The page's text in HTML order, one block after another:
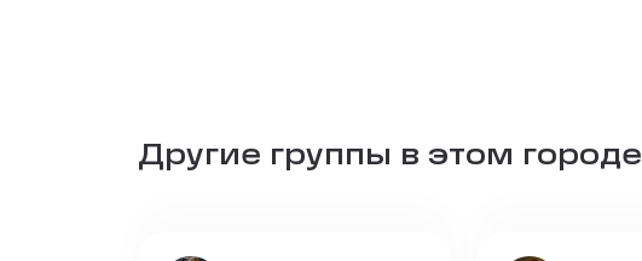
Другие группы в этом городе